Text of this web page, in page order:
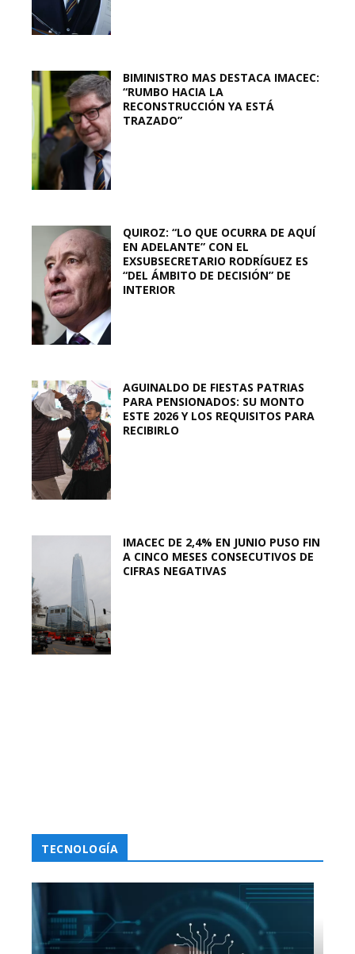
BIMINISTRO MAS DESTACA IMACEC:
“RUMBO HACIA LA
RECONSTRUCCIÓN YA ESTÁ
TRAZADO”
QUIROZ: “LO QUE OCURRA DE AQUÍ
EN ADELANTE” CON EL
EXSUBSECRETARIO RODRÍGUEZ ES
“DEL ÁMBITO DE DECISIÓN” DE
INTERIOR
AGUINALDO DE FIESTAS PATRIAS
PARA PENSIONADOS: SU MONTO
ESTE 2026 Y LOS REQUISITOS PARA
RECIBIRLO
IMACEC DE 2,4% EN JUNIO PUSO FIN
A CINCO MESES CONSECUTIVOS DE
CIFRAS NEGATIVAS
TECNOLOGÍA